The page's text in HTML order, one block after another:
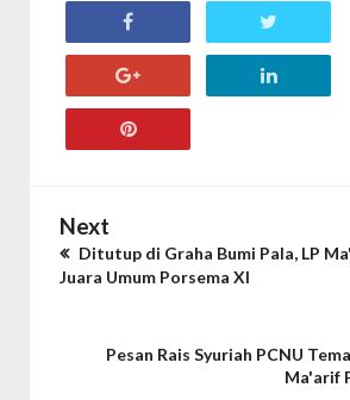
Next
Ditutup di Graha Bumi Pala, LP
Juara Umum Porsema XI
Pesan Rais Syuriah PCNU
Ma'arif